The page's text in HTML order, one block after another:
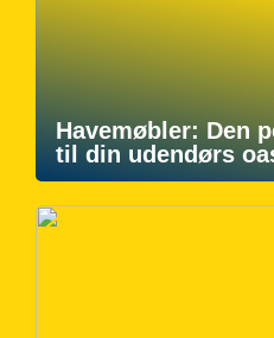
Havemøbler: Den
til din udendørs